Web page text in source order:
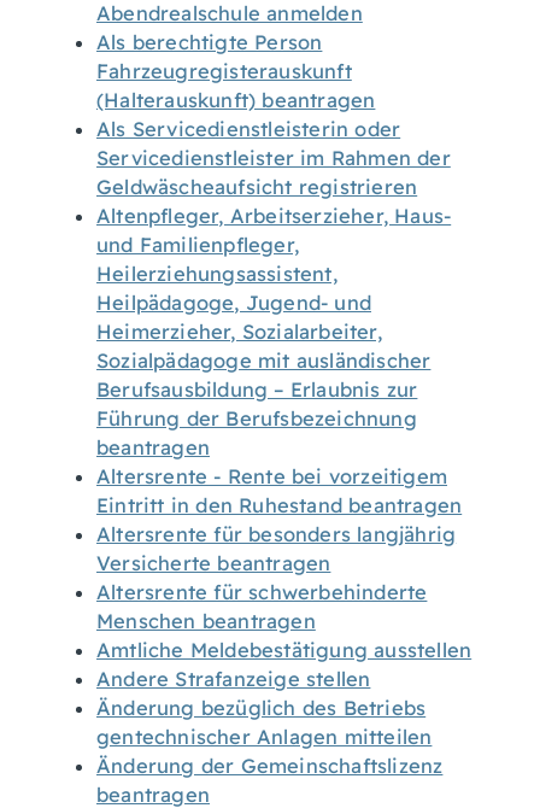
Abendrealschule anmelden
Als berechtigte Person
Fahrzeugregisterauskunft
(Halterauskunft) beantragen
Als Servicedienstleisterin oder
Servicedienstleister im Rahmen der
Geldwäscheaufsicht registrieren
Altenpfleger, Arbeitserzieher, Haus-
und Familienpfleger,
Heilerziehungsassistent,
Heilpädagoge, Jugend- und
Heimerzieher, Sozialarbeiter,
Sozialpädagoge mit ausländischer
Berufsausbildung – Erlaubnis zur
Führung der Berufsbezeichnung
beantragen
Altersrente - Rente bei vorzeitigem
Eintritt in den Ruhestand beantragen
Altersrente für besonders langjährig
Versicherte beantragen
Altersrente für schwerbehinderte
Menschen beantragen
Amtliche Meldebestätigung ausstellen
Andere Strafanzeige stellen
Änderung bezüglich des Betriebs
gentechnischer Anlagen mitteilen
Änderung der Gemeinschaftslizenz
beantragen